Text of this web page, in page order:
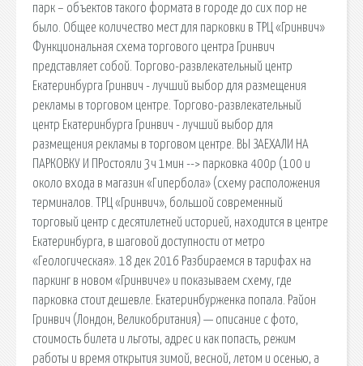
парк – объектов такого формата в городе до сих пор не
было. Общее количество мест для парковки в ТРЦ «Гринвич»
Функциональная схема торгового центра Гринвич
представляет собой. Торгово-развлекательный центр
Екатеринбурга Гринвич - лучший выбор для размещения
рекламы в торговом центре. Торгово-развлекательный
центр Екатеринбурга Гринвич - лучший выбор для
размещения рекламы в торговом центре. ВЫ ЗАЕХАЛИ НА
ПАРКОВКУ И ПРостояли 3ч 1мин --> парковка 400p (100 и
около входа в магазин «Гипербола» (схему расположения
терминалов. ТРЦ «Гринвич», большой современный
торговый центр с десятилетней историей, находится в центре
Екатеринбурга, в шаговой доступности от метро
«Геологическая». 18 дек 2016 Разбираемся в тарифах на
паркинг в новом «Гринвиче» и показываем схему, где
парковка стоит дешевле. Екатеринбурженка попала. Район
Гринвич (Лондон, Великобритания) — описание с фото,
стоимость билета и льготы, адрес и как попасть, режим
работы и время открытия зимой, весной, летом и осенью, а